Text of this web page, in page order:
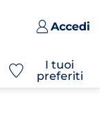
Accedi
I tuoi
preferiti